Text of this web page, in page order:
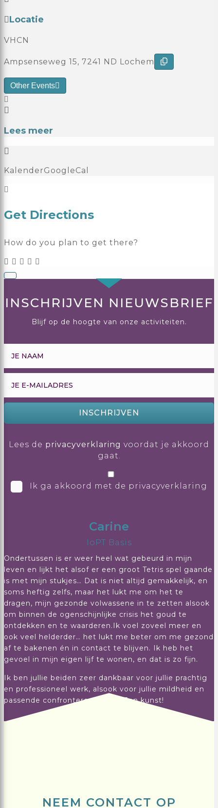
Locatie
VHCN
Ampsenseweg 15, 7241 ND Lochem
Other Events
Lees meer
KalenderGoogleCal
Get Directions
How do you plan to get there?
INSCHRIJVEN NIEUWSBRIEF
Blijf op de hoogte van onze activiteiten.
INSCHRIJVEN
Lees de privacyverklaring voordat je akkoord
gaat.
Ik ga akkoord met de privacyverklaring
Carine
IoPT Basis
Ondertussen is er weer heel wat gebeurd in mijn
leven en lijkt het alsof er een groot Tetris spel gaande
is met mijn stukjes… Dat is niet altijd gemakkelijk, en
soms heftig zelfs, maar het lukt me om het te
dragen, mijn gezonde volwassene in te zetten alsook
om binnen de ogenschijnlijke crisis het goud te
ontdekken en te waarderen.Ik voel zoveel meer en
ook veel helderder… het lukt me beter om me gezond
af te bakenen én in contact te blijven. Ik heb het
gevoel in mijn eigen lijf te wonen, en dat is zo fijn.
Ik ben jullie beiden zeer dankbaar voor jullie prachtig
en professioneel werk, alsook voor jullie mildheid en
passende confronterende stijl. Een kunst!
NEEM CONTACT OP